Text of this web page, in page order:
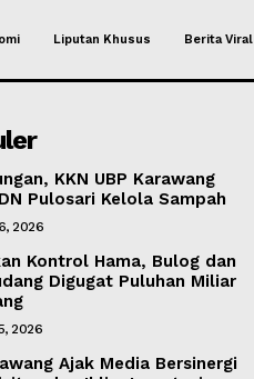
Liputan Khusus Berita Viral
KKN UBP Karawang
Pulosari Kelola Sampah
2026
Kontrol Hama, Bulog dan
Digugat Puluhan Miliar
2026
Ajak Media Bersinergi